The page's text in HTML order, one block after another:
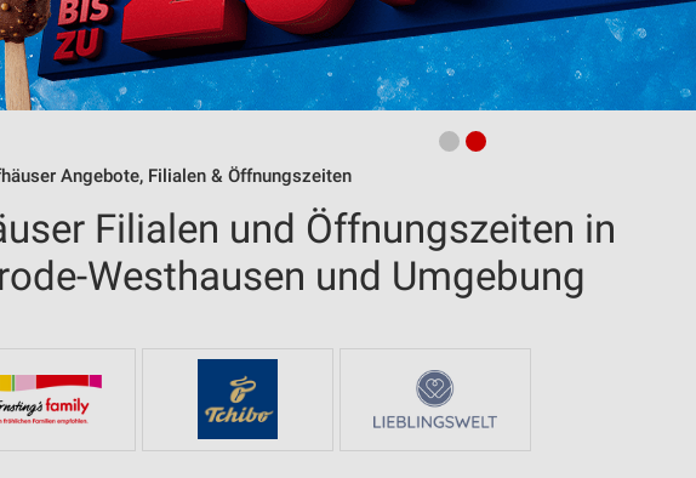
Angebote, Filialen & Öffnungszeiten
Filialen und Öffnungszeiten in
Westhausen und Umgebung